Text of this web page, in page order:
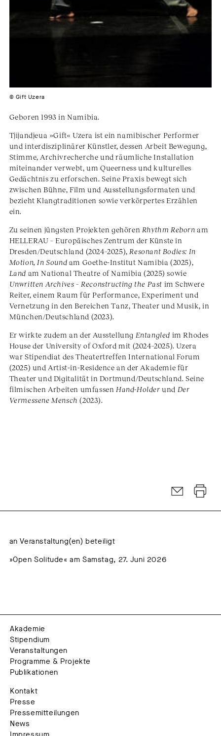
© Gift Uzera
Geboren 1993 in Namibia.
Tjijandjeua »Gift« Uzera ist ein namibischer Performer
und interdisziplinärer Künstler, dessen Arbeit Bewegung,
Stimme, Archivrecherche und räumliche Installation
miteinander verwebt, um Queerness und kulturelles
Gedächtnis zu erforschen. Seine Praxis bewegt sich
zwischen Bühne, Film und Ausstellungsformaten und
bezieht Klangtraditionen sowie verkörpertes Erzählen
ein.
Zu seinen jüngsten Projekten gehören Rhythm Reborn am
HELLERAU – Europäisches Zentrum der Künste in
Dresden/Deutschland (2024–2025), Resonant Bodies: In
Motion, In Sound am Goethe-Institut Namibia (2025),
Land am National Theatre of Namibia (2025) sowie
Unwritten Archives – Reconstructing the Past im Schwere
Reiter, einem Raum für Performance, Experiment und
Vernetzung in den Bereichen Tanz, Theater und Musik, in
München/Deutschland (2023).
Er wirkte zudem an der Ausstellung Entangled im Rhodes
House der University of Oxford mit (2024–2025). Uzera
war Stipendiat des Theatertreffen International Forum
(2025) und Artist-in-Residence an der Akademie für
Theater und Digitalität in Dortmund/Deutschland. Seine
filmischen Arbeiten umfassen Hand-Holder und Der
Vermessene Mensch (2023).
an Veranstaltung(en) beteiligt
»Open Solitude« am Samstag, 27. Juni 2026
Akademie
Stipendium
Veranstaltungen
Programme & Projekte
Publikationen
Kontakt
Presse
Pressemitteilungen
News